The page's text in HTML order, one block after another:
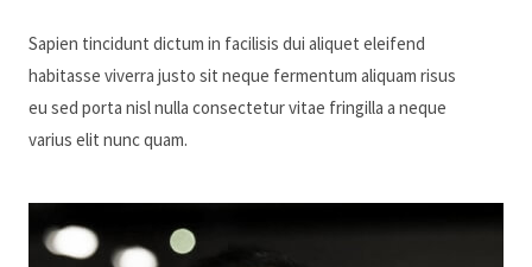
Sapien tincidunt dictum in facilisis dui aliquet eleifend
habitasse viverra justo sit neque fermentum aliquam risus
eu sed porta nisl nulla consectetur vitae fringilla a neque
varius elit nunc quam.